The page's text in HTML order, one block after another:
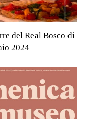
del Real Bosco di
2024